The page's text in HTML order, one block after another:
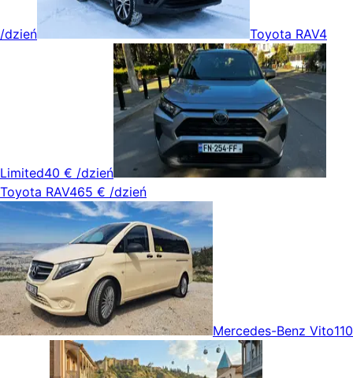
/dzień Toyota RAV4
Limited40 € /dzień
Toyota RAV465 € /dzień
Mercedes-Benz Vito110